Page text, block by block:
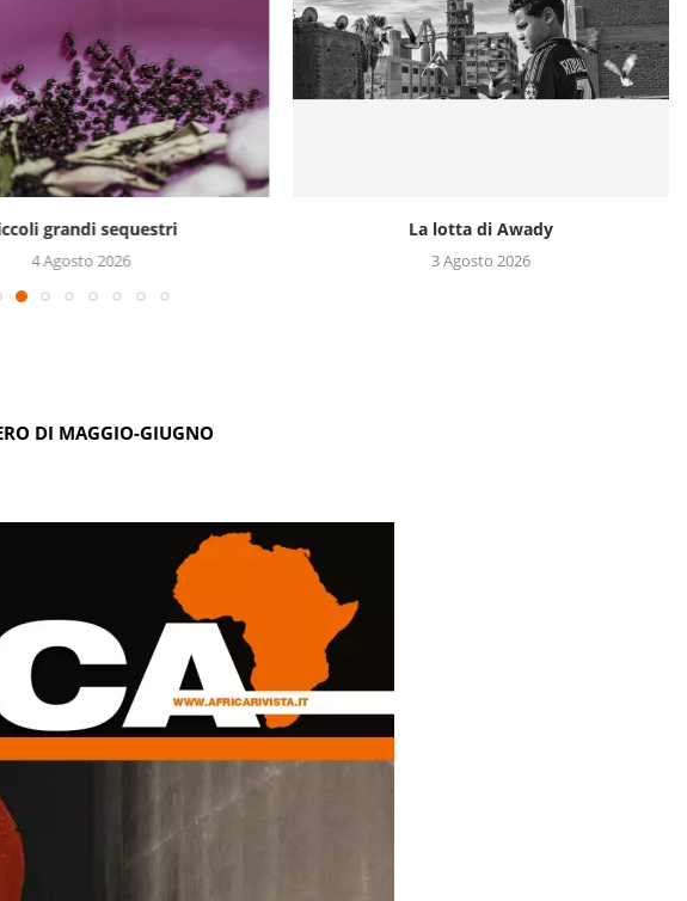
grandi sequestri
4 Agosto 2026
La lotta di Awady
3 Agosto 2026
DI MAGGIO-GIUGNO